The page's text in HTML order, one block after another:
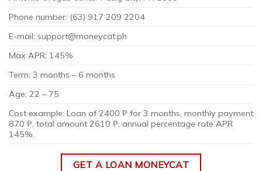
Phone number: (63) 917 209 2204
E-mail: support@moneycat.ph
Max APR: 145%
Term: 3 months – 6 months
Age: 22 – 75
Cost example: Loan of 2400 ₱ for 3 months, monthly payment
870 ₱, total amount 2610 ₱, annual percentage rate APR
145%.
GET A LOAN MONEYCAT